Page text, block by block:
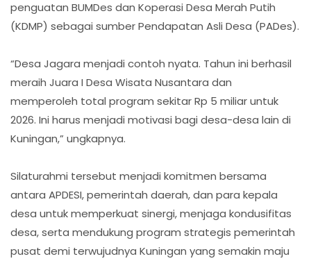
penguatan BUMDes dan Koperasi Desa Merah Putih
(KDMP) sebagai sumber Pendapatan Asli Desa (PADes).
“Desa Jagara menjadi contoh nyata. Tahun ini berhasil
meraih Juara I Desa Wisata Nusantara dan
memperoleh total program sekitar Rp 5 miliar untuk
2026. Ini harus menjadi motivasi bagi desa-desa lain di
Kuningan,” ungkapnya.
Silaturahmi tersebut menjadi komitmen bersama
antara APDESI, pemerintah daerah, dan para kepala
desa untuk memperkuat sinergi, menjaga kondusifitas
desa, serta mendukung program strategis pemerintah
pusat demi terwujudnya Kuningan yang semakin maju